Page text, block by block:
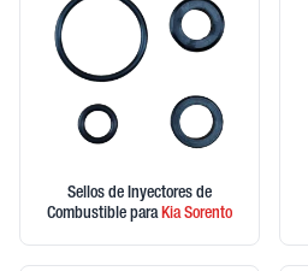
Sellos de Inyectores de
Combustible paraKiaSorento